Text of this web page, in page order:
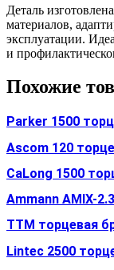
Деталь
материалов,
эксплуатации.
и
Похожие
Parker 1500
Ascom 120
CaLong 1500
Ammann AMIX-
TTM торцевая
Lintec 2500